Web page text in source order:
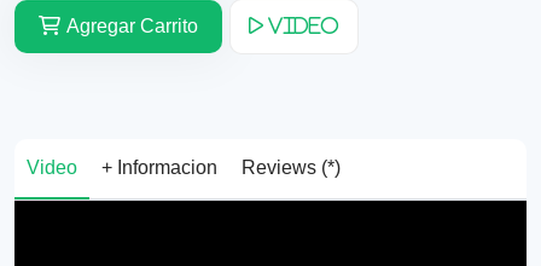
Agregar Carrito Video
Video + Informacion Reviews (*)